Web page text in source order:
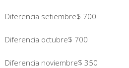
Diferencia setiembre$ 700
Diferencia octubre$ 700
Diferencia noviembre$ 350